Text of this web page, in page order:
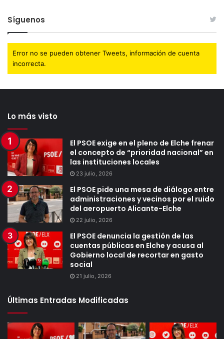
Síguenos
Error no se pueden obtener Tweets, información de cuenta
incorrecta.
Lo más visto
El PSOE exige en el pleno de Elche frenar
el concepto de “prioridad nacional” en
las instituciones locales
23 julio, 2026
El PSOE pide una mesa de diálogo entre
administraciones y vecinos por el ruido
del aeropuerto Alicante-Elche
22 julio, 2026
El PSOE denuncia la gestión de las
cuentas públicas en Elche y acusa al
Gobierno local de recortar en gasto
social
21 julio, 2026
Últimas Entradas Modificadas